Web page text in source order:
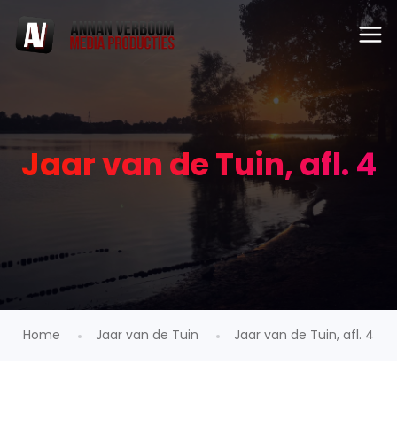
Jaar van de Tuin, afl. 4
Home Jaar van de Tuin Jaar van de Tuin, afl. 4